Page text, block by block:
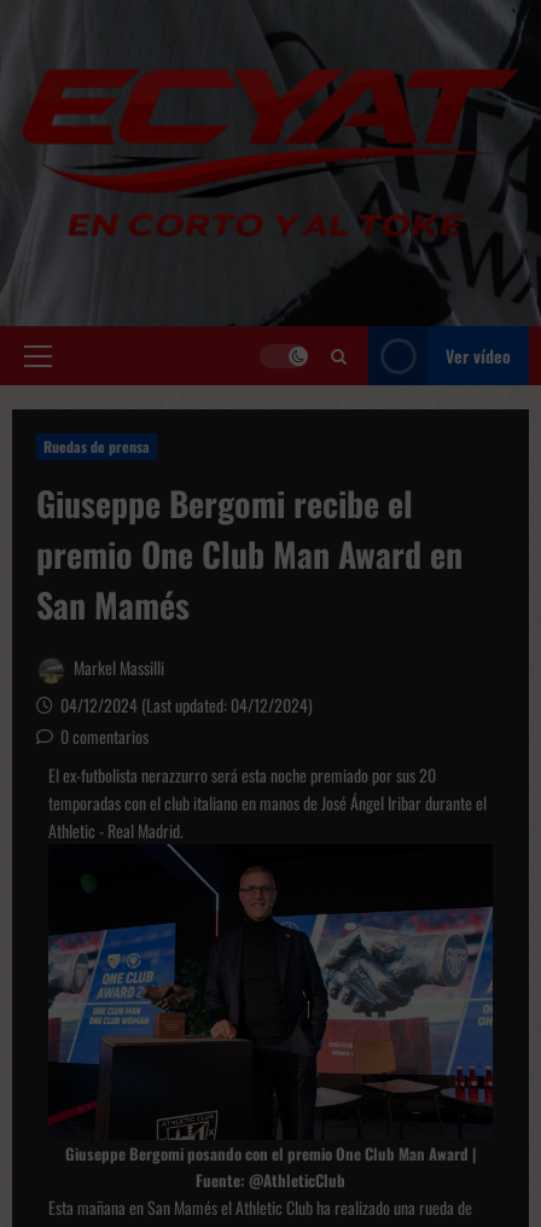
contenido
Menú
Ver vídeo
Ruedas de prensa
Giuseppe Bergomi recibe el
premio One Club Man Award en
San Mamés
Markel Massilli
04/12/2024 (Last updated: 04/12/2024)
0 comentarios
El ex-futbolista nerazzurro será esta noche premiado por sus 20
temporadas con el club italiano en manos de José Ángel Iribar durante el
Athletic - Real Madrid.
Giuseppe Bergomi posando con el premio One Club Man Award |
Fuente: @AthleticClub
Esta mañana en San Mamés el Athletic Club ha realizado una rueda de